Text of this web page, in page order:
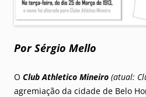
Por Sérgio Mello
O Club Athletico Mineiro (atual:
agremiação da cidade de Belo